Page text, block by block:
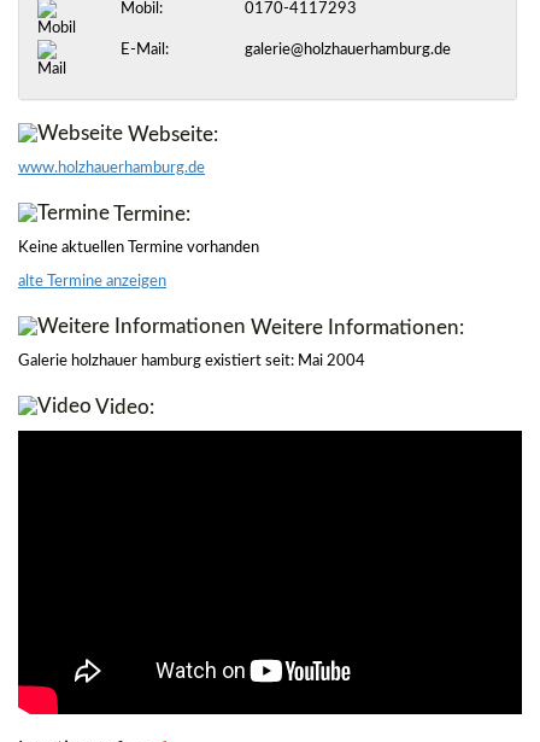
Mobil: 0170-4117293
E-Mail: galerie@holzhauerhamburg.de
Webseite:
www.holzhauerhamburg.de
Termine:
Keine aktuellen Termine vorhanden
alte Termine anzeigen
Weitere Informationen:
Galerie holzhauer hamburg existiert seit: Mai 2004
Video: